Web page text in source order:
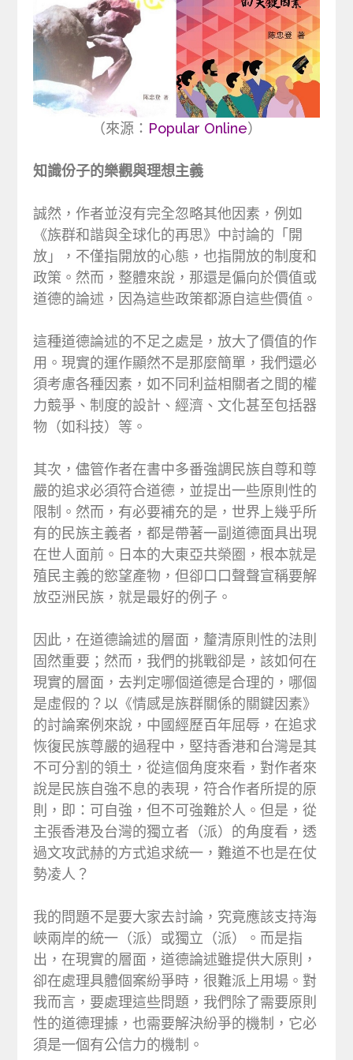
（來源： Popular Online）
知識份子的樂觀與理想主義
誠然，作者並沒有完全忽略其他因素，例如
《族群和諧與全球化的再思》中討論的「開
放」，不僅指開放的心態，也指開放的制度和
政策。然而，整體來說，那還是偏向於價值或
道德的論述，因為這些政策都源自這些價值。
這種道德論述的不足之處是，放大了價值的作
用。現實的運作顯然不是那麼簡單，我們還必
須考慮各種因素，如不同利益相關者之間的權
力競爭、制度的設計、經濟、文化甚至包括器
物（如科技）等。
其次，儘管作者在書中多番強調民族自尊和尊
嚴的追求必須符合道德，並提出一些原則性的
限制。然而，有必要補充的是，世界上幾乎所
有的民族主義者，都是帶著一副道德面具出現
在世人面前。日本的大東亞共榮圈，根本就是
殖民主義的慾望產物，但卻口口聲聲宣稱要解
放亞洲民族，就是最好的例子。
因此，在道德論述的層面，釐清原則性的法則
固然重要；然而，我們的挑戰卻是，該如何在
現實的層面，去判定哪個道德是合理的，哪個
是虛假的？以《情感是族群關係的關鍵因素》
的討論案例來說，中國經歷百年屈辱，在追求
恢復民族尊嚴的過程中，堅持香港和台灣是其
不可分割的領土，從這個角度來看，對作者來
說是民族自強不息的表現，符合作者所提的原
則，即：可自強，但不可強難於人。但是，從
主張香港及台灣的獨立者（派）的角度看，透
過文攻武赫的方式追求統一，難道不也是在仗
勢凌人？
我的問題不是要大家去討論，究竟應該支持海
峽兩岸的統一（派）或獨立（派）。而是指
出，在現實的層面，道德論述雖提供大原則，
卻在處理具體個案紛爭時，很難派上用場。對
我而言，要處理這些問題，我們除了需要原則
性的道德理據，也需要解決紛爭的機制，它必
須是一個有公信力的機制。